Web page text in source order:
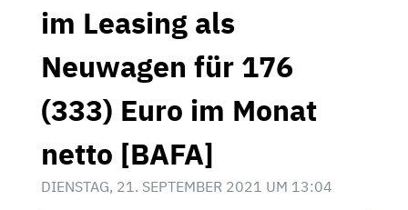
im Leasing als
Neuwagen für 176
(333) Euro im Monat
netto [BAFA]
DIENSTAG, 21. SEPTEMBER 2021 UM 13:04